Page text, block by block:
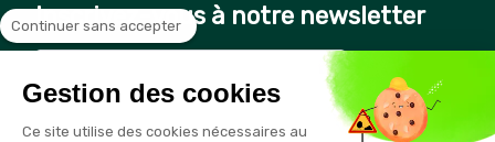
Inscrivez-vous à notre newsletter
Vous pouvez vous désinscrire à tout moment en cliquant sur le
lien présent dans nos emails
Continuer sans accepter
Gestion des cookies
Ce site utilise des cookies nécessaires au